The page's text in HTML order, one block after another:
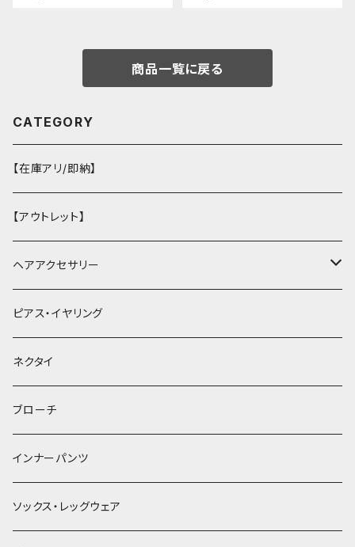
商品一覧に戻る
CATEGORY
【在庫アリ/即納】
【アウトレット】
ヘアアクセサリー
ヘアクリップ
ヘッドドレス・カチューシャ
ヘアゴム
簪
ピアス・イヤリング
ネクタイ
ブローチ
インナーパンツ
ソックス・レッグウェア